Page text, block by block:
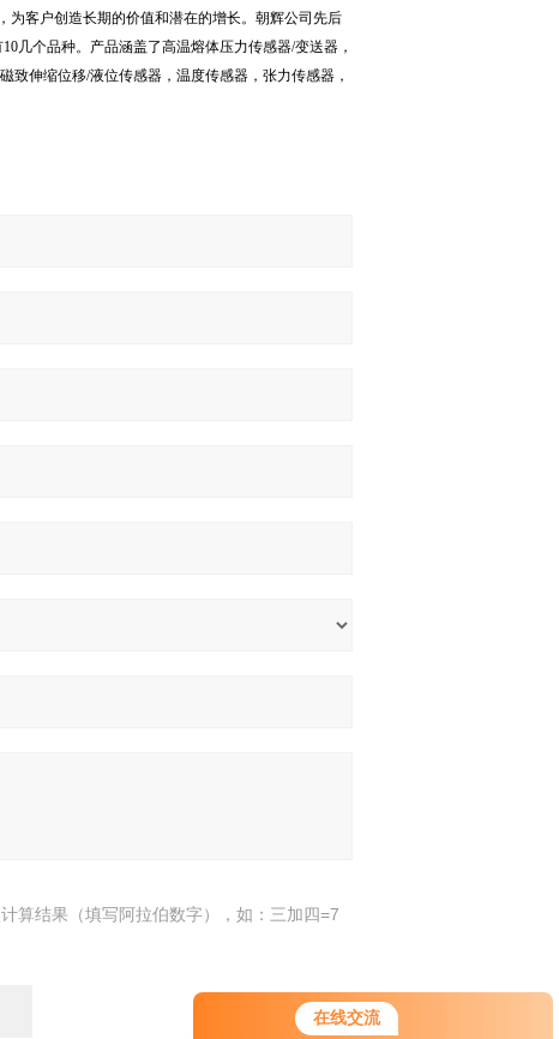
在线交流
为客户创造长期的价值和潜在的增长。朝辉公司先后
10几个品种。产品涵盖了高温熔体压力传感器/变送器，
致伸缩位移/液位传感器，温度传感器，张力传感器，
算结果（填写阿拉伯数字），如：三加四=7